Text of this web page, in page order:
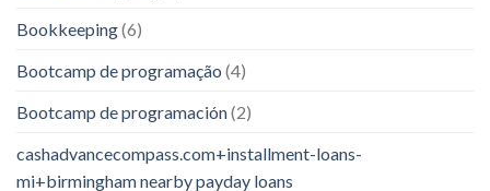
Bookkeeping(6)
Bootcamp de programação (4)
Bootcamp de programación(2)
cashadvancecompass.com+installment-loans-
mi+birmingham nearby payday loans